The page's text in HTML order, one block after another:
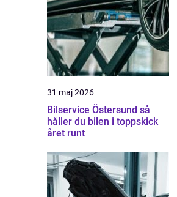
31 maj 2026
Bilservice Östersund så
håller du bilen i toppskick
året runt